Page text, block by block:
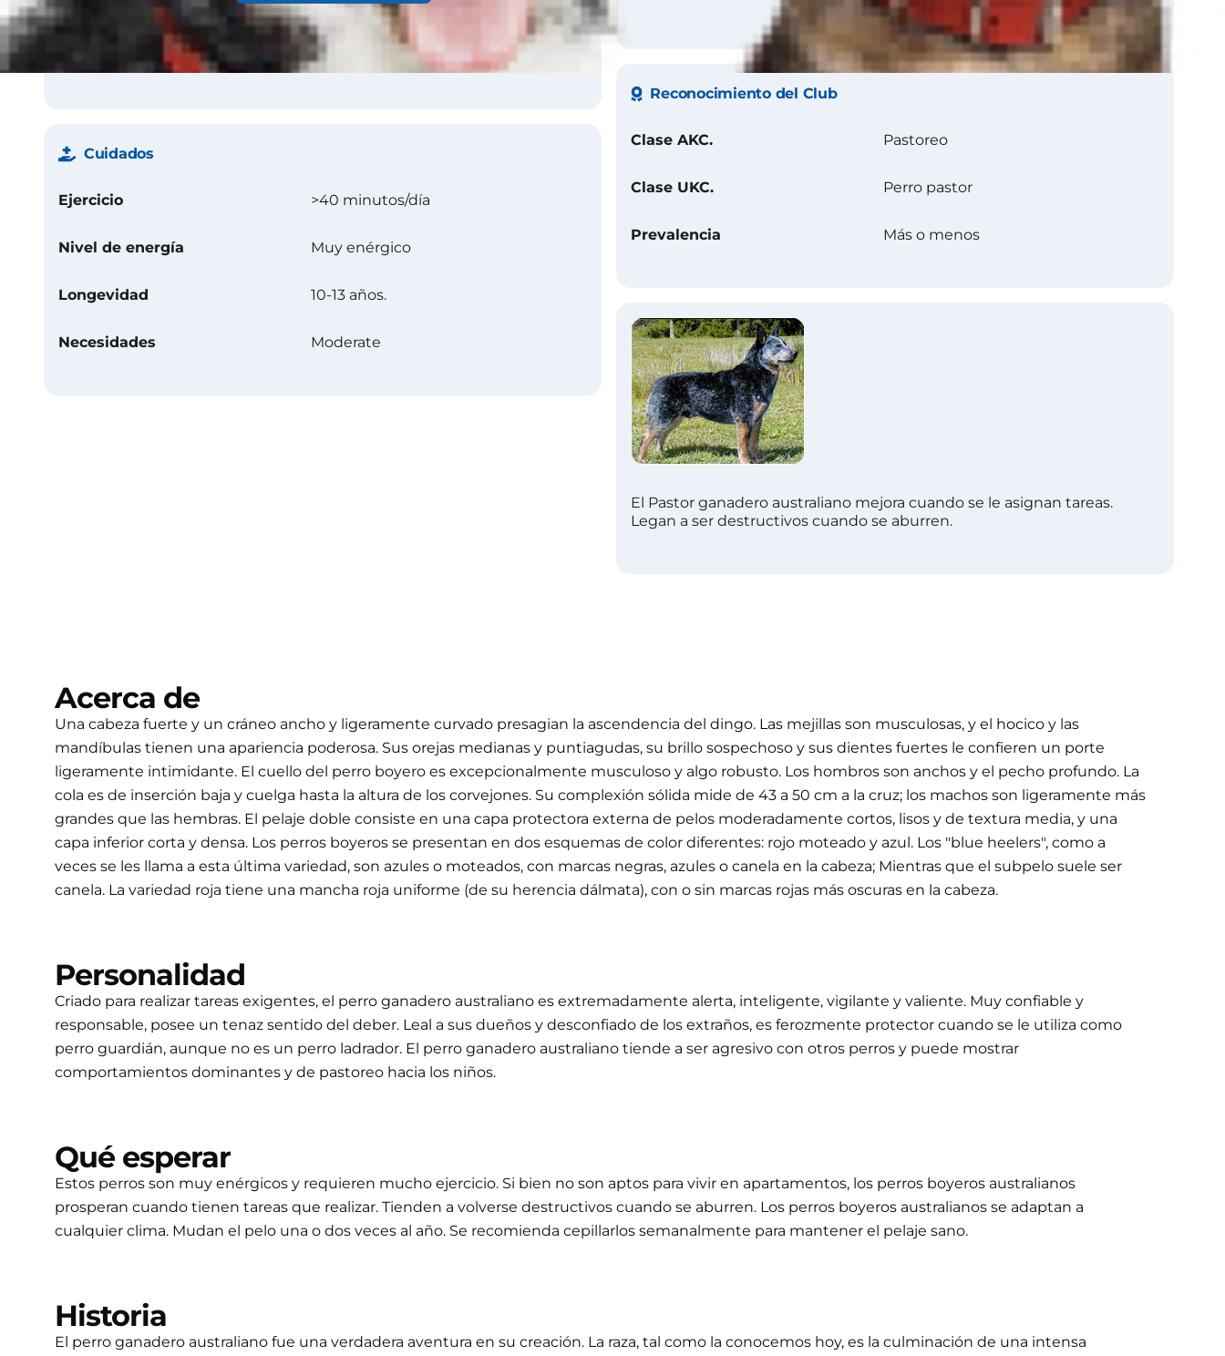
Azul o moteado de azul con o sin
otras marcas, moteado de rojo
Cuidados
Ejercicio >40 minutos/día
Nivel de energía Muy enérgico
Longevidad 10-13 años.
Necesidades Moderate
Reconocimiento del Club
Clase AKC. Pastoreo
Clase UKC. Perro pastor
Prevalencia Más o menos
El Pastor ganadero australiano mejora cuando se le asignan tareas.
Legan a ser destructivos cuando se aburren.
Acerca de
Una cabeza fuerte y un cráneo ancho y ligeramente curvado presagian la ascendencia del dingo. Las mejillas son musculosas, y el hocico y las
mandíbulas tienen una apariencia poderosa. Sus orejas medianas y puntiagudas, su brillo sospechoso y sus dientes fuertes le confieren un porte
ligeramente intimidante. El cuello del perro boyero es excepcionalmente musculoso y algo robusto. Los hombros son anchos y el pecho profundo. La
cola es de inserción baja y cuelga hasta la altura de los corvejones. Su complexión sólida mide de 43 a 50 cm a la cruz; los machos son ligeramente más
grandes que las hembras. El pelaje doble consiste en una capa protectora externa de pelos moderadamente cortos, lisos y de textura media, y una
capa inferior corta y densa. Los perros boyeros se presentan en dos esquemas de color diferentes: rojo moteado y azul. Los "blue heelers", como a
veces se les llama a esta última variedad, son azules o moteados, con marcas negras, azules o canela en la cabeza; Mientras que el subpelo suele ser
canela. La variedad roja tiene una mancha roja uniforme (de su herencia dálmata), con o sin marcas rojas más oscuras en la cabeza.
Personalidad
Criado para realizar tareas exigentes, el perro ganadero australiano es extremadamente alerta, inteligente, vigilante y valiente. Muy confiable y
responsable, posee un tenaz sentido del deber. Leal a sus dueños y desconfiado de los extraños, es ferozmente protector cuando se le utiliza como
perro guardián, aunque no es un perro ladrador. El perro ganadero australiano tiende a ser agresivo con otros perros y puede mostrar
comportamientos dominantes y de pastoreo hacia los niños.
Qué esperar
Estos perros son muy enérgicos y requieren mucho ejercicio. Si bien no son aptos para vivir en apartamentos, los perros boyeros australianos
prosperan cuando tienen tareas que realizar. Tienden a volverse destructivos cuando se aburren. Los perros boyeros australianos se adaptan a
cualquier clima. Mudan el pelo una o dos veces al año. Se recomienda cepillarlos semanalmente para mantener el pelaje sano.
Historia
El perro ganadero australiano fue una verdadera aventura en su creación. La raza, tal como la conocemos hoy, es la culminación de una intensa